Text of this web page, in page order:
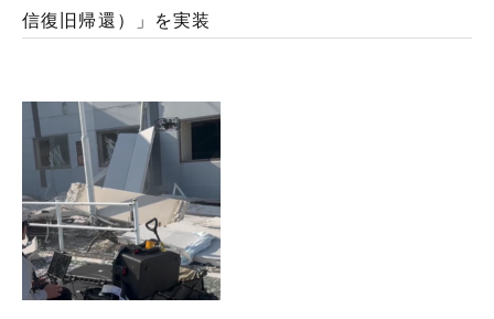
信復旧帰還）」を実装